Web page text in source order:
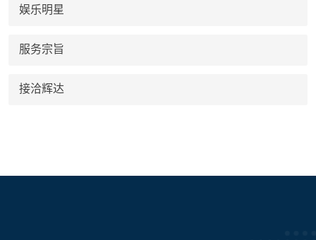
娱乐明星
服务宗旨
接洽辉达